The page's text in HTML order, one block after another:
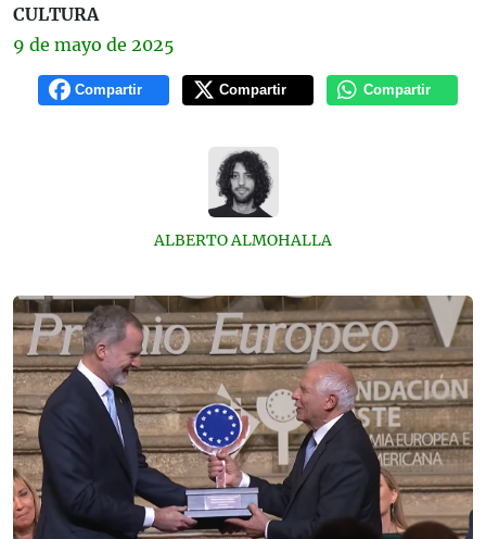
CULTURA
9 de mayo de 2025
Compartir Compartir Compartir
ALBERTO ALMOHALLA